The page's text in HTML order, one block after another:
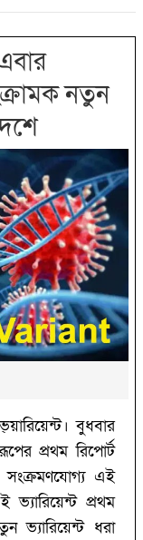
নতুন
বুধবার
প্রথম রিপোর্ট
সংক্রমণযোগ্য এই
ভ্যারিয়েন্ট প্রথম
ভ্যারিয়েন্ট ধরা